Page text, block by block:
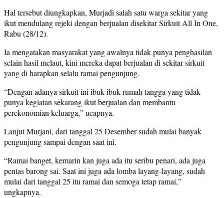
Hal tersebut diungkapkan, Murjadi salah satu warga sekitar yang
ikut mendulang rejeki dengan berjualan disekitar Sirkuit All In One,
Rabu (28/12).
Ia mengatakan masyarakat yang awalnya tidak punya penghasilan
selain hasil melaut, kini mereka dapat berjualan di sekitar sirkuit
yang di harapkan selalu ramai pengunjung.
“Dengan adanya sirkuit ini ibuk-ibuk rumah tangga yang tidak
punya kegiatan sekarang ikut berjualan dan membantu
perekonomian keluarga,” ucapnya.
Lanjut Murjani, dari tanggal 25 Desember sudah mulai banyak
pengunjung sampai dengan saat ini.
“Ramai banget, kemarin kan juga ada itu seribu penari, ada juga
pentas barong sai. Saat ini juga ada lomba layang-layang, sudah
mulai dari tanggal 25 itu ramai dan semoga tetap ramai,”
ungkapnya.